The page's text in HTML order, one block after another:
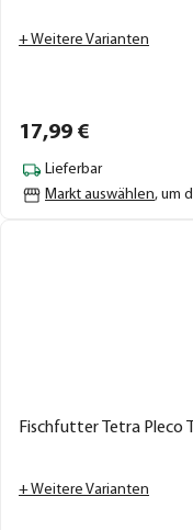
+ Weitere Varianten
17,99 €
Lieferbar
Markt auswählen, um
Fischfutter Tetra Pleco
+ Weitere Varianten